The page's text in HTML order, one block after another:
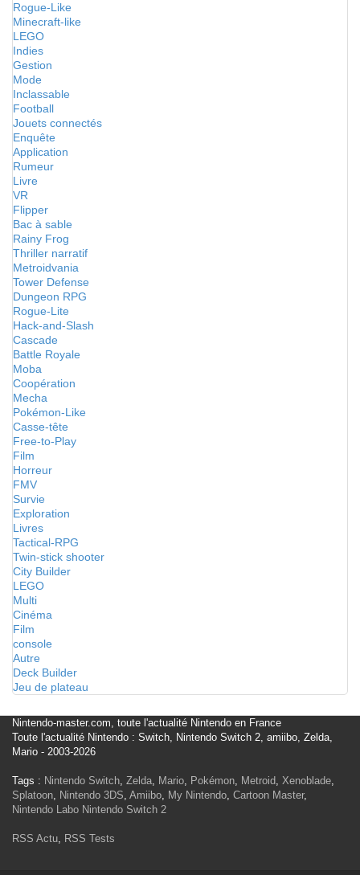
Rogue-Like
Minecraft-like
LEGO
Indies
Gestion
Mode
Inclassable
Football
Jouets connectés
Enquête
Application
Rumeur
Livre
VR
Flipper
Bac à sable
Rainy Frog
Thriller narratif
Metroidvania
Tower Defense
Dungeon RPG
Rogue-Lite
Hack-and-Slash
Cascade
Battle Royale
Moba
Coopération
Mecha
Pokémon-Like
Casse-tête
Free-to-Play
Film
Horreur
FMV
Survie
Exploration
Livres
Tactical-RPG
Twin-stick shooter
City Builder
LEGO
Multi
Cinéma
Film
console
Autre
Deck Builder
Jeu de plateau
Nintendo-master.com, toute l'actualité Nintendo en France
Toute l'actualité Nintendo : Switch, Nintendo Switch 2, amiibo, Zelda,
Mario - 2003-2026
Tags : Nintendo Switch, Zelda, Mario, Pokémon, Metroid, Xenoblade,
Splatoon, Nintendo 3DS, Amiibo, My Nintendo, Cartoon Master,
Nintendo Labo Nintendo Switch 2
RSS Actu, RSS Tests